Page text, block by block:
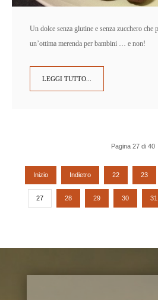
Un dolce senza glutine e senza zucchero che
un’ottima merenda per bambini … e non!
LEGGI TUTTO...
Pagina 27 di 40
Inizio Indietro 22 23
27 28 29 30 31